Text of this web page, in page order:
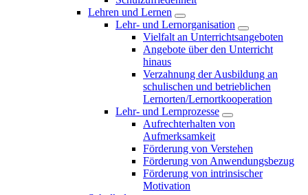
Lehren und Lernen
Lehr- und Lernorganisation
Vielfalt an Unterrichtsangeboten
Angebote über den Unterricht
hinaus
Verzahnung der Ausbildung an
schulischen und betrieblichen
Lernorten/Lernortkooperation
Lehr- und Lernprozesse
Aufrechterhalten von
Aufmerksamkeit
Förderung von Verstehen
Förderung von Anwendungsbezug
Förderung von intrinsischer
Motivation